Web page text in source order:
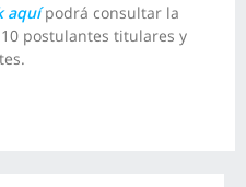
aquípodrá consultar la
postulantes titulares y